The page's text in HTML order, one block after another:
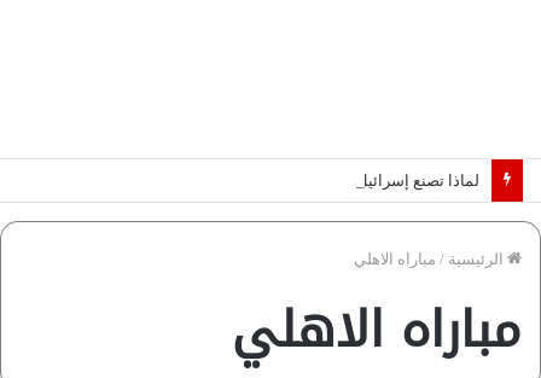
الرئيسية / مباراه الاهلي
مباراه الاهلي